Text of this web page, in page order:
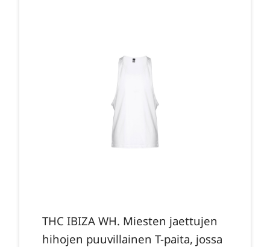
THC IBIZA WH. Miesten jaettujen
hihojen puuvillainen T-paita, jossa